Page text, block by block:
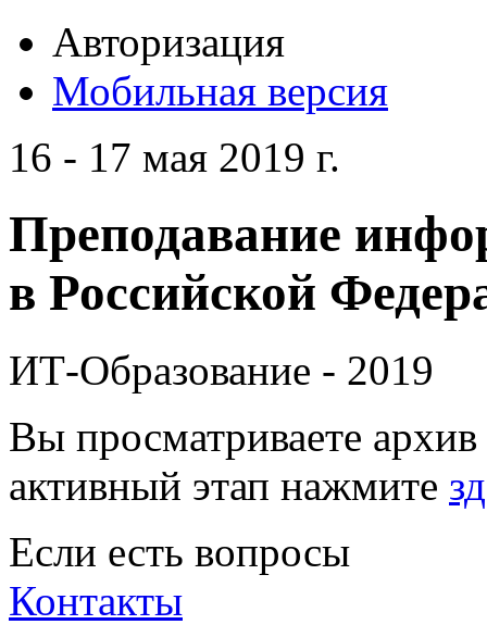
Авторизация
Мобильная версия
16 - 17 мая 2019 г.
Преподавание
в Российской
ИТ-Образование - 2019
Вы просматриваете
активный этап нажмите
Если есть вопросы
Контакты